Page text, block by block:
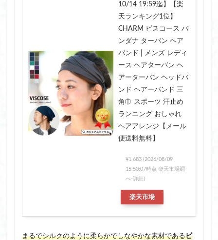
10/14 19:59迄】【楽
天ランキング1位】
CHARM ビスコース バ
ンダナ ターバン ヘア
バンド | メンズ レディ
ース ヘアターバン ヘ
アーターバン ヘッドバ
ンド ヘアーバンド 三
角巾 スポーツ 汗止め
ランニング おしゃれ
ヘアアレンジ【メール
便送料無料】
¥1,683 (2026/08/09
15:50:07時点 楽天市場調
べ-詳細)
楽天市場
まるでシルクのように柔らかでしなやかな素材であるビ